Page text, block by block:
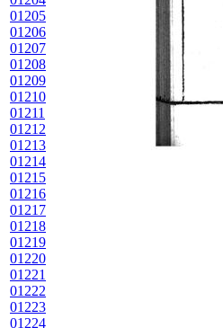
01205
01206
01207
01208
01209
01210
01211
01212
01213
01214
01215
01216
01217
01218
01219
01220
01221
01222
01223
01224